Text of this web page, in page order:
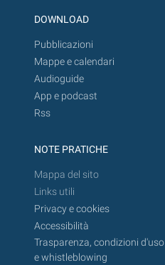
DOWNLOAD
Pubblicazioni
Mappe e calendari
Audioguide
App e podcast
Rss
NOTE PRATICHE
Mappa del sito
Links utili
Privacy e cookies
Accessibilità
Trasparenza, condizioni d'uso
e whistleblowing